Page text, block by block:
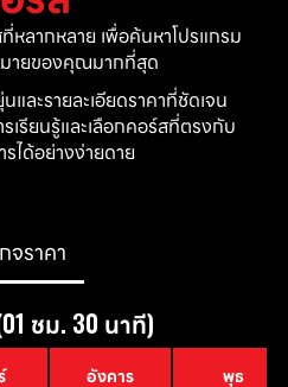
หลากหลาย เพื่อค้นหาโปรแกรม
มายของคุณมากที่สุด
และรายละเอียดราคาที่ชัดเจน
รียนรู้และเลือกคอร์สที่ตรงกับ
ได้อย่างง่ายดาย
จราคา
ชม. 30 นาที)
อังคาร พุธ